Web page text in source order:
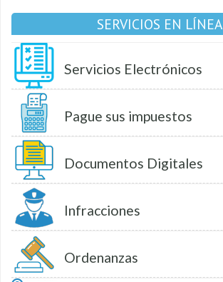
SERVICIOS EN LÍNEA
Servicios Electrónicos
Pague sus impuestos
Documentos Digitales
Infracciones
Ordenanzas